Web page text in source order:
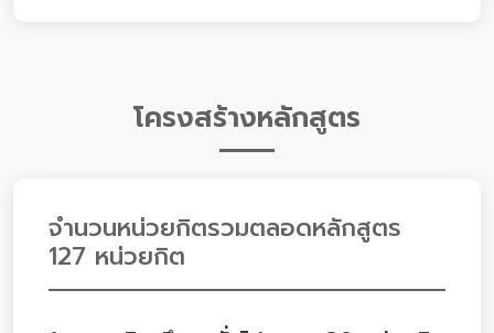
โครงสร้างหลักสูตร
จำนวนหน่วยกิตรวมตลอดหลักสูตร
127 หน่วยกิต